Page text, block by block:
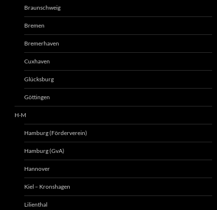
Braunschweig
Bremen
Bremerhaven
Cuxhaven
Glücksburg
Göttingen
H-M
Hamburg (Förderverein)
Hamburg (GvA)
Hannover
Kiel – Kronshagen
Lilienthal